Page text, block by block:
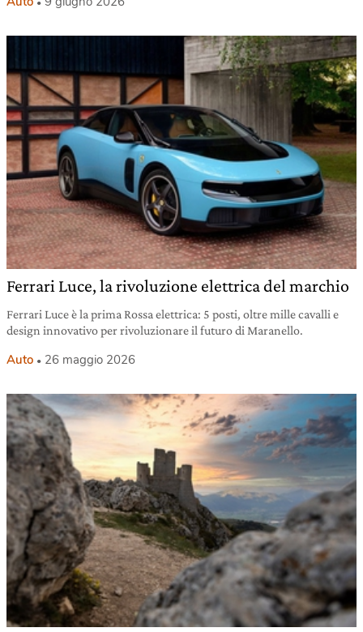
Ferrari Luce, la rivoluzione elettrica del marchio
Ferrari Luce è la prima Rossa elettrica: 5 posti, oltre mille cavalli e
design innovativo per rivoluzionare il futuro di Maranello.
Auto 26 maggio 2026